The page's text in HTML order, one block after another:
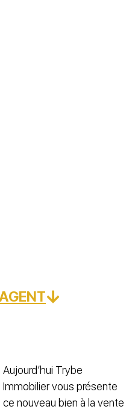
Aujourd’hui Trybe
Immobilier vous présente
ce nouveau bien à la vente